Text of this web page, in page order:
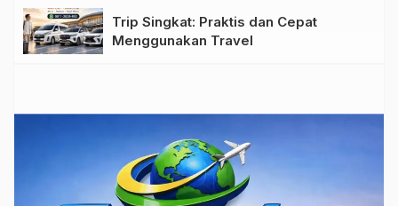
Trip Singkat: Praktis dan Cepat
Menggunakan Travel